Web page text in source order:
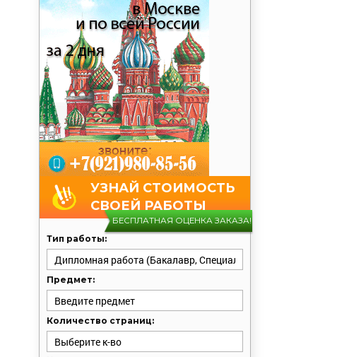
УЗНАЙ СТОИМОСТЬ
СВОЕЙ РАБОТЫ
БЕСПЛАТНАЯ ОЦЕНКА ЗАКАЗА!
Тип работы:
Предмет:
Количество страниц: